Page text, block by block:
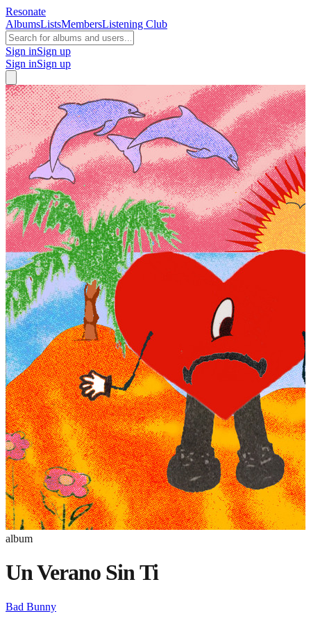
Resonate
AlbumsListsMembersListening Club
Sign inSign up
Sign inSign up
album
Un Verano Sin Ti
Bad Bunny